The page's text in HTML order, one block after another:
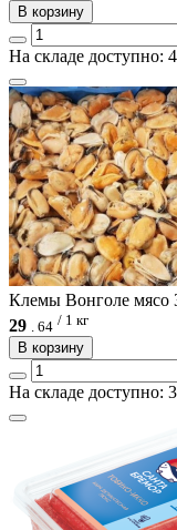
В корзину
На складе доступно:
Клемы Вонголе мясо
29
64 / 1 кг
В корзину
На складе доступно: